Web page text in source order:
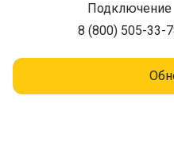
Подключение
8 (800) 505-33-